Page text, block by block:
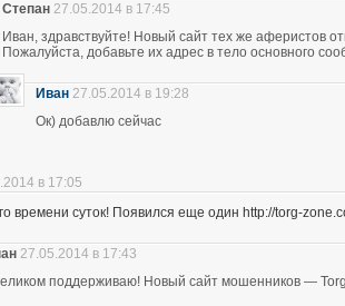
Степан 27.05.2014 в 17:45
Иван, здравствуйте! Новый сайт тех же аферистов
Пожалуйста, добавьте их адрес в тело основного
Иван 27.05.2014 в 19:28
Ок) добавлю сейчас
в 17:05
времени суток! Появился еще один http://torg-
27.05.2014 в 17:43
поддерживаю! Новый сайт мошенников —